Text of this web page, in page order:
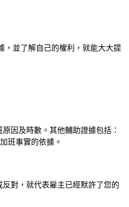
，並了解自己的權利，就能大大提
因及時數。其他輔助證據包括：
班事實的依據。
對，就代表雇主已經默許了您的